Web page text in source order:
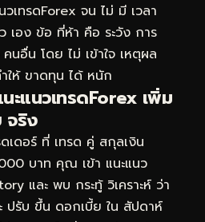
เทรดForex จน ไม่ มี เวลา
เอง ข้อ ที่ห้า คือ ระวัง การ
นอื่น โดย ไม่ เข้าใจ เหตุผล
ให้ ขาดทุน ได้ หนัก
ะแนวเทรดForex เพิ่ม
จริง
ดอร์ ที่ เทรด คู่ สกุลเงิน
บาท คุณ เข้า แนะแนว
และ พบ กระทู้ วิเคราะห์ ว่า
ปรับ ขึ้น ดอกเบี้ย ใน สัปดาห์